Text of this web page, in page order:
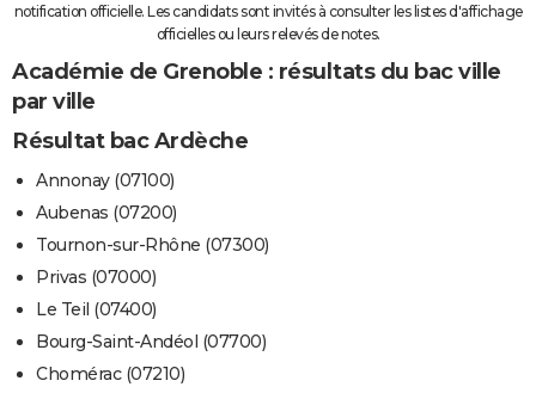
notification officielle. Les candidats sont invités à consulter les listes d'affichage
officielles ou leurs relevés de notes.
Académie de Grenoble : résultats du bac ville
par ville
Résultat bac Ardèche
Annonay (07100)
Aubenas (07200)
Tournon-sur-Rhône (07300)
Privas (07000)
Le Teil (07400)
Bourg-Saint-Andéol (07700)
Chomérac (07210)